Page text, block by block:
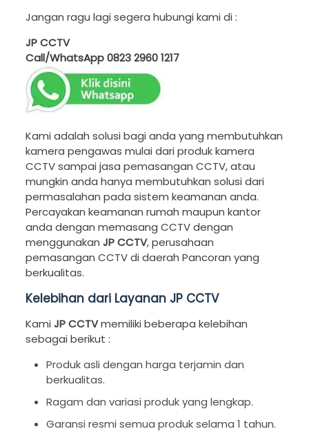
Jangan ragu lagi segera hubungi kami di :
JP CCTV
Call/WhatsApp0823 2960 1217
Kami adalah solusi bagi anda yang membutuhkan
kamera pengawas mulai dari produk kamera
CCTV sampai jasa pemasangan CCTV, atau
mungkin anda hanya membutuhkan solusi dari
permasalahan pada sistem keamanan anda.
Percayakan keamanan rumah maupun kantor
anda dengan memasang CCTV dengan
menggunakan JP CCTV, perusahaan
pemasangan CCTV di daerah Pancoran yang
berkualitas.
Kelebihan dari Layanan JP CCTV
Kami JP CCTVmemiliki beberapa kelebihan
sebagai berikut :
Produk asli dengan harga terjamin dan
berkualitas.
Ragam dan variasi produk yang lengkap.
Garansi resmi semua produk selama 1 tahun.